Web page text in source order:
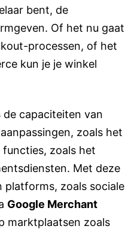
bent, de
Of het nu gaat
processen, of het
kun je je winkel
de capaciteiten van
zoals het
zoals het
Met deze
platforms, zoals sociale
Google Merchant
marktplaatsen zoals